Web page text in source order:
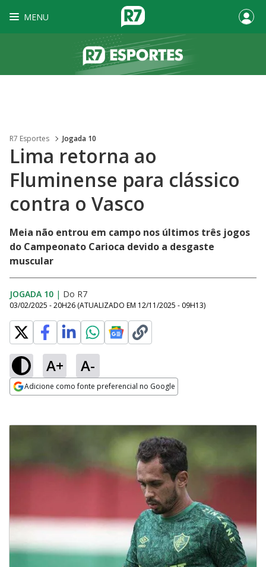
MENU
R7 Esportes Jogada 10
Lima retorna ao
Fluminense para clássico
contra o Vasco
Meia não entrou em campo nos últimos três jogos
do Campeonato Carioca devido a desgaste
muscular
JOGADA 10 | Do R7
03/02/2025 - 20H26 (ATUALIZADO EM 12/11/2025 - 09H13)
A+ A-
Adicione como fonte preferencial no Google